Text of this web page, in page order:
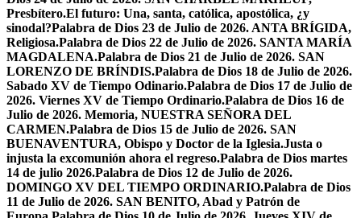
Presbítero.El futuro: Una, santa, católica, apostólica, ¿y
sinodal?Palabra de Dios 23 de Julio de 2026. ANTA BRÍGIDA,
Religiosa.Palabra de Dios 22 de Julio de 2026. SANTA MARÍA
MAGDALENA.Palabra de Dios 21 de Julio de 2026. SAN
LORENZO DE BRÍNDIS.Palabra de Dios 18 de Julio de 2026.
Sabado XV de Tiempo Odinario.Palabra de Dios 17 de Julio de
2026. Viernes XV de Tiempo Ordinario.Palabra de Dios 16 de
Julio de 2026. Memoria, NUESTRA SEÑORA DEL
CARMEN.Palabra de Dios 15 de Julio de 2026. SAN
BUENAVENTURA, Obispo y Doctor de la Iglesia.Justa o
injusta la excomunión ahora el regreso.Palabra de Dios martes
14 de julio 2026.Palabra de Dios 12 de Julio de 2026.
DOMINGO XV DEL TIEMPO ORDINARIO.Palabra de Dios
11 de Julio de 2026. SAN BENITO, Abad y Patrón de